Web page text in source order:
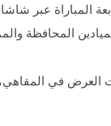
المباراة عبر
المحافظة
في